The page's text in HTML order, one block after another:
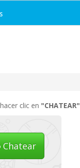
clic en "CHATEAR"
Chatear